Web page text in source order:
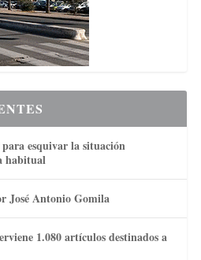
esquivar la situación
habitual
José Antonio Gomila
1.080 artículos destinados a